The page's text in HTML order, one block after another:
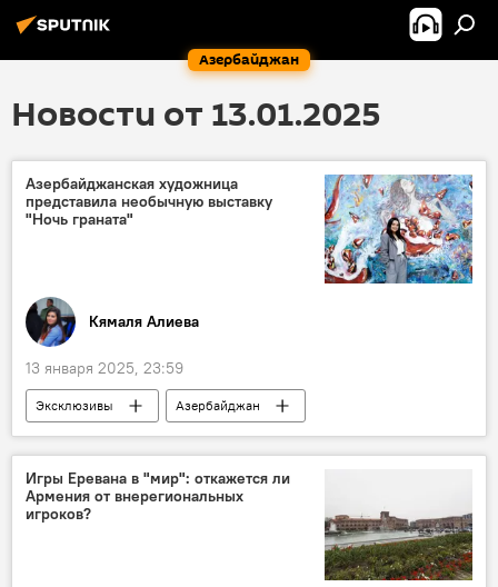
Азербайджан
Новости от 13.01.2025
Азербайджанская художница
представила необычную выставку
"Ночь граната"
Кямаля Алиева
13 января 2025, 23:59
Эксклюзивы
Азербайджан
искусство
Живопись
Художница
Экспозиция
Выставка
Гранат
ЮНЕСКО
Игры Еревана в "мир": откажется ли
Армения от внерегиональных
игроков?